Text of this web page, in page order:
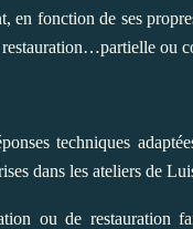
en fonction de ses
ou
techniques
dans les ateliers de
ou de restauration